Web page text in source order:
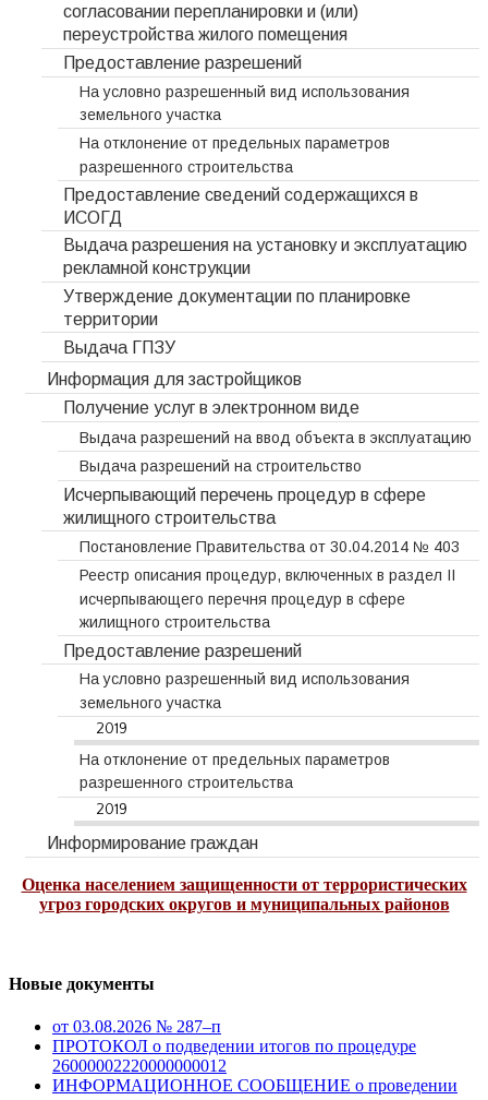
согласовании перепланировки и (или)
переустройства жилого помещения
Предоставление разрешений
На условно разрешенный вид использования
земельного участка
На отклонение от предельных параметров
разрешенного строительства
Предоставление сведений содержащихся в
ИСОГД
Выдача разрешения на установку и эксплуатацию
рекламной конструкции
Утверждение документации по планировке
территории
Выдача ГПЗУ
Информация для застройщиков
Получение услуг в электронном виде
Выдача разрешений на ввод объекта в эксплуатацию
Выдача разрешений на строительство
Исчерпывающий перечень процедур в сфере
жилищного строительства
Постановление Правительства от 30.04.2014 № 403
Реестр описания процедур, включенных в раздел II
исчерпывающего перечня процедур в сфере
жилищного строительства
Предоставление разрешений
На условно разрешенный вид использования
земельного участка
2019
На отклонение от предельных параметров
разрешенного строительства
2019
Информирование граждан
Оценка населением защищенности от террористических
угроз городских округов и муниципальных районов
Новые документы
от 03.08.2026 № 287–п
ПРОТОКОЛ о подведении итогов по процедуре
26000002220000000012
ИНФОРМАЦИОННОЕ СООБЩЕНИЕ о проведении